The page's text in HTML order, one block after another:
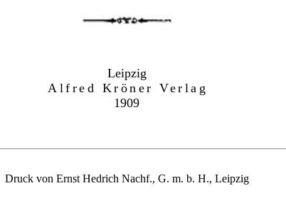
Leipzig
Alfred Kröner Verlag
1909
Druck von Ernst Hedrich Nachf., G. m. b. H., Leipzig